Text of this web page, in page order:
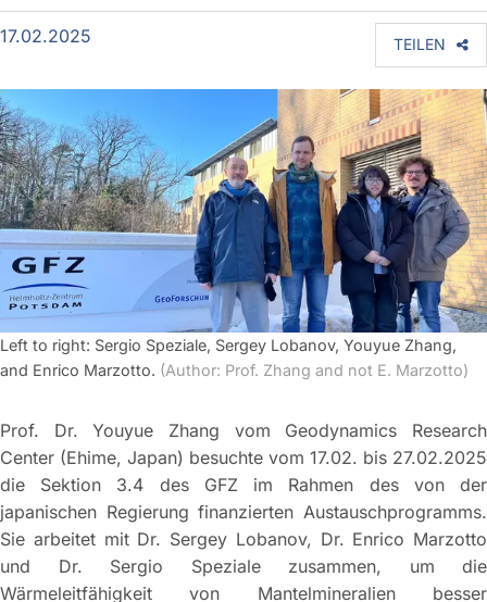
17.02.2025 TEILEN
Left to right: Sergio Speziale, Sergey Lobanov, Youyue Zhang,
and Enrico Marzotto. (Author: Prof. Zhang and not E. Marzotto)
Prof. Dr. Youyue Zhang vom Geodynamics Research
Center (Ehime, Japan) besuchte vom 17.02. bis 27.02.2025
die Sektion 3.4 des GFZ im Rahmen des von der
japanischen Regierung finanzierten Austauschprogramms.
Sie arbeitet mit Dr. Sergey Lobanov, Dr. Enrico Marzotto
und Dr. Sergio Speziale zusammen, um die
Wärmeleitfähigkeit von Mantelmineralien besser